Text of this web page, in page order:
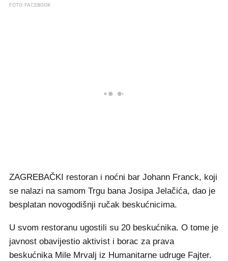
FOTO: FACEBOOK
ZAGREBAČKI restoran i noćni bar Johann Franck, koji
se nalazi na samom Trgu bana Josipa Jelačića, dao je
besplatan novogodišnji ručak beskućnicima.
U svom restoranu ugostili su 20 beskućnika. O tome je
javnost obavijestio aktivist i borac za prava
beskućnika Mile Mrvalj iz Humanitarne udruge Fajter.